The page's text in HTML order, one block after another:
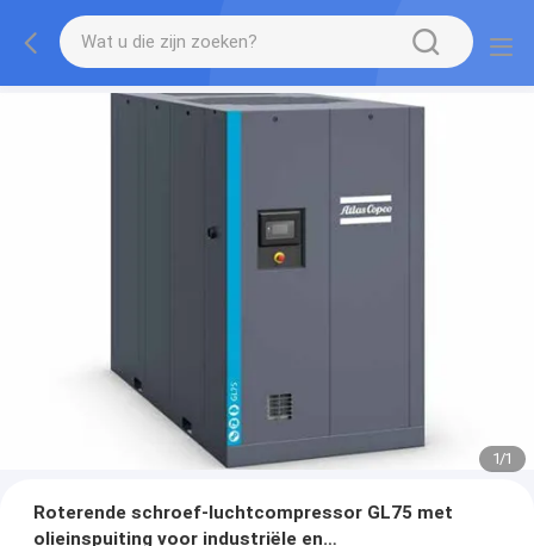
1/1
Roterende schroef-luchtcompressor GL75 met
olieinspuiting voor industriële en